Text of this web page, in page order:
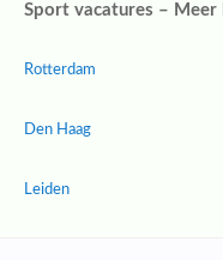
Sport vacatures – Meer
Rotterdam
Den Haag
Leiden